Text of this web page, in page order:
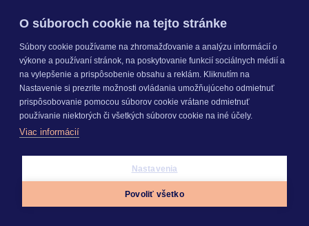
Odoberajte NOVINKY
O nás
Kariéra
Pre média
Nastavenie cookies
Prihlásiť sa
O súboroch cookie na tejto stránke
Súbory cookie používame na zhromažďovanie a analýzu informácií o
výkone a používaní stránok, na poskytovanie funkcií sociálnych médií a
na vylepšenie a prispôsobenie obsahu a reklám. Kliknutím na
Nastavenie si prezrite možnosti ovládania umožňujúceho odmietnuť
prispôsobovanie pomocou súborov cookie vrátane odmietnuť
používanie niektorých či všetkých súborov cookie na iné účely.
Viac informácií
Nastavenia
Povoliť všetko